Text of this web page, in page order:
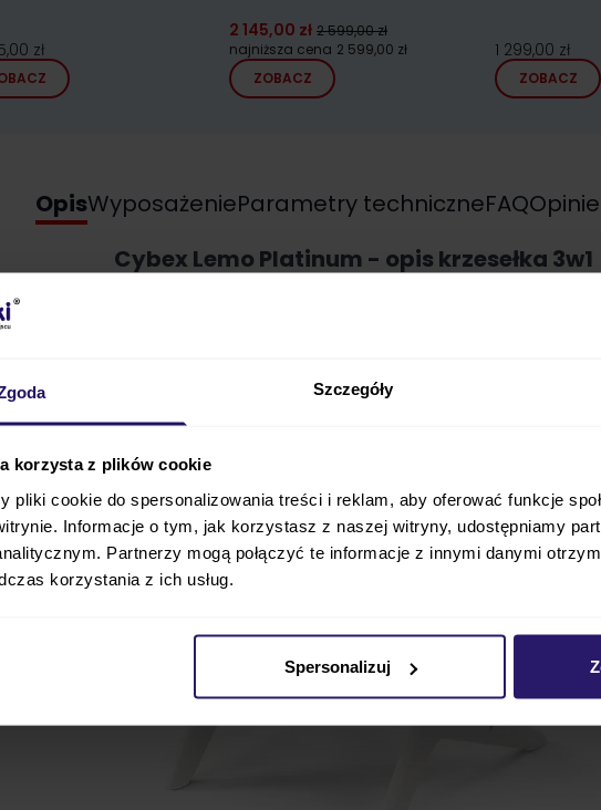
Szczegóły
korzysta z plików cookie
pliki cookie do spersonalizowania treści i reklam, aby oferować funkcje
Informacje o tym, jak korzystasz z naszej witryny, udostępniamy
Partnerzy mogą połączyć te informacje z innymi danymi
korzystania z ich usług.
Spersonalizuj
zł
2 145,00 zł 2 599,00 zł
najniższa cena 2 599,00 zł
ZOBACZ
1 299,00 zł
ZOBACZ
Opis
Cybex Lemo Platinum - opis krzesełka 3w1
WyposażenieParametry techniczneFAQOpinie